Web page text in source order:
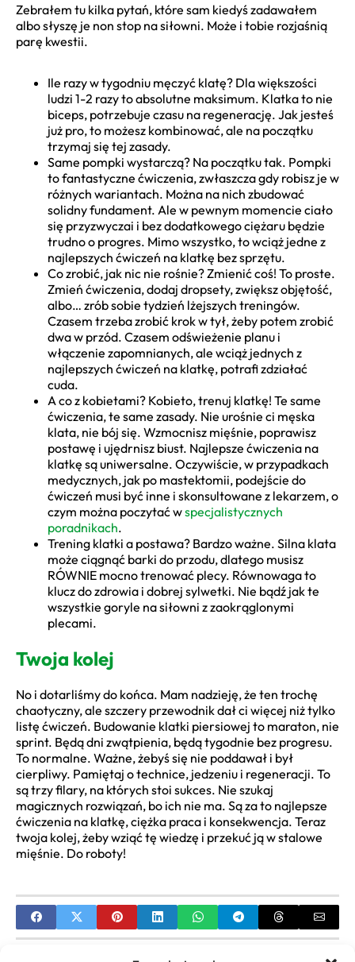
Zebrałem tu kilka pytań, które sam kiedyś zadawałem
albo słyszę je non stop na siłowni. Może i tobie rozjaśnią
parę kwestii.
Ile razy w tygodniu męczyć klatę? Dla większości
ludzi 1-2 razy to absolutne maksimum. Klatka to nie
biceps, potrzebuje czasu na regenerację. Jak jesteś
już pro, to możesz kombinować, ale na początku
trzymaj się tej zasady.
Same pompki wystarczą? Na początku tak. Pompki
to fantastyczne ćwiczenia, zwłaszcza gdy robisz je w
różnych wariantach. Można na nich zbudować
solidny fundament. Ale w pewnym momencie ciało
się przyzwyczai i bez dodatkowego ciężaru będzie
trudno o progres. Mimo wszystko, to wciąż jedne z
najlepszych ćwiczeń na klatkę bez sprzętu.
Co zrobić, jak nic nie rośnie? Zmienić coś! To proste.
Zmień ćwiczenia, dodaj dropsety, zwiększ objętość,
albo… zrób sobie tydzień lżejszych treningów.
Czasem trzeba zrobić krok w tył, żeby potem zrobić
dwa w przód. Czasem odświeżenie planu i
włączenie zapomnianych, ale wciąż jednych z
najlepszych ćwiczeń na klatkę, potrafi zdziałać
cuda.
A co z kobietami? Kobieto, trenuj klatkę! Te same
ćwiczenia, te same zasady. Nie urośnie ci męska
klata, nie bój się. Wzmocnisz mięśnie, poprawisz
postawę i ujędrnisz biust. Najlepsze ćwiczenia na
klatkę są uniwersalne. Oczywiście, w przypadkach
medycznych, jak po mastektomii, podejście do
ćwiczeń musi być inne i skonsultowane z lekarzem, o
czym można poczytać wspecjalistycznych
poradnikach.
Trening klatki a postawa? Bardzo ważne. Silna klata
może ciągnąć barki do przodu, dlatego musisz
RÓWNIE mocno trenować plecy. Równowaga to
klucz do zdrowia i dobrej sylwetki. Nie bądź jak te
wszystkie goryle na siłowni z zaokrąglonymi
plecami.
Twoja kolej
No i dotarliśmy do końca. Mam nadzieję, że ten trochę
chaotyczny, ale szczery przewodnik dał ci więcej niż tylko
listę ćwiczeń. Budowanie klatki piersiowej to maraton, nie
sprint. Będą dni zwątpienia, będą tygodnie bez progresu.
To normalne. Ważne, żebyś się nie poddawał i był
cierpliwy. Pamiętaj o technice, jedzeniu i regeneracji. To
są trzy filary, na których stoi sukces. Nie szukaj
magicznych rozwiązań, bo ich nie ma. Są za to najlepsze
ćwiczenia na klatkę, ciężka praca i konsekwencja. Teraz
twoja kolej, żeby wziąć tę wiedzę i przekuć ją w stalowe
mięśnie. Do roboty!